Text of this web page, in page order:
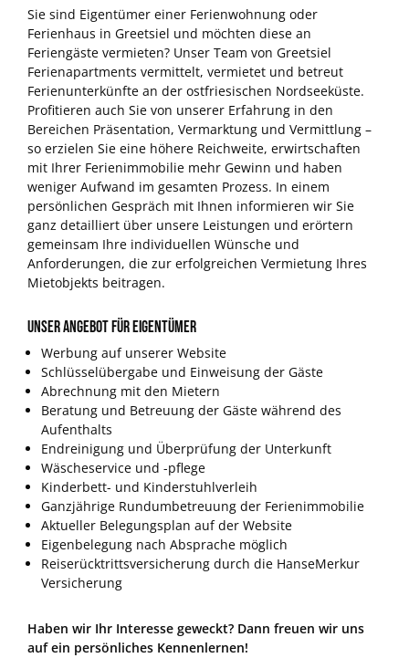
Sie sind Eigentümer einer Ferienwohnung oder
Ferienhaus in Greetsiel und möchten diese an
Feriengäste vermieten? Unser Team von Greetsiel
Ferienapartments vermittelt, vermietet und betreut
Ferienunterkünfte an der ostfriesischen Nordseeküste.
Profitieren auch Sie von unserer Erfahrung in den
Bereichen Präsentation, Vermarktung und Vermittlung –
so erzielen Sie eine höhere Reichweite, erwirtschaften
mit Ihrer Ferienimmobilie mehr Gewinn und haben
weniger Aufwand im gesamten Prozess. In einem
persönlichen Gespräch mit Ihnen informieren wir Sie
ganz detailliert über unsere Leistungen und erörtern
gemeinsam Ihre individuellen Wünsche und
Anforderungen, die zur erfolgreichen Vermietung Ihres
Mietobjekts beitragen.
Unser Angebot für Eigentümer
Werbung auf unserer Website
Schlüsselübergabe und Einweisung der Gäste
Abrechnung mit den Mietern
Beratung und Betreuung der Gäste während des
Aufenthalts
Endreinigung und Überprüfung der Unterkunft
Wäscheservice und -pflege
Kinderbett- und Kinderstuhlverleih
Ganzjährige Rundumbetreuung der Ferienimmobilie
Aktueller Belegungsplan auf der Website
Eigenbelegung nach Absprache möglich
Reiserücktrittsversicherung durch die HanseMerkur
Versicherung
Haben wir Ihr Interesse geweckt? Dann freuen wir uns
auf ein persönliches Kennenlernen!